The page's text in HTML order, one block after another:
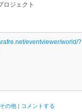
ロジェクト
eventviewer/world/?
その他 | コメントする